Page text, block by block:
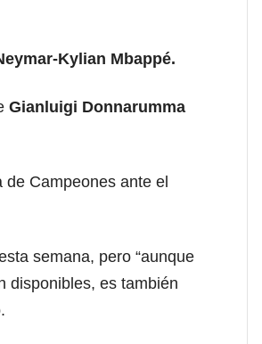
Kylian Mbappé.
Gianluigi Donnarumma
Campeones ante el
semana, pero “aunque
disponibles, es también